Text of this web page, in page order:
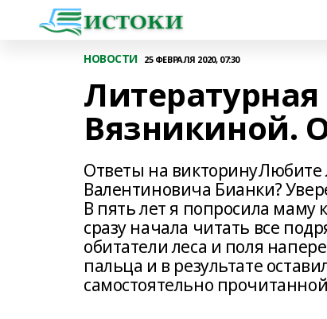
НОВОСТИ 25 ФЕВРАЛЯ 2020, 07:30
Вязникиной.
Ответы на викторинуЛюбите
Валентиновича Бианки?
В пять лет я попросила маму
сразу начала читать все
обитатели леса и поля
пальца и в результате
самостоятельно